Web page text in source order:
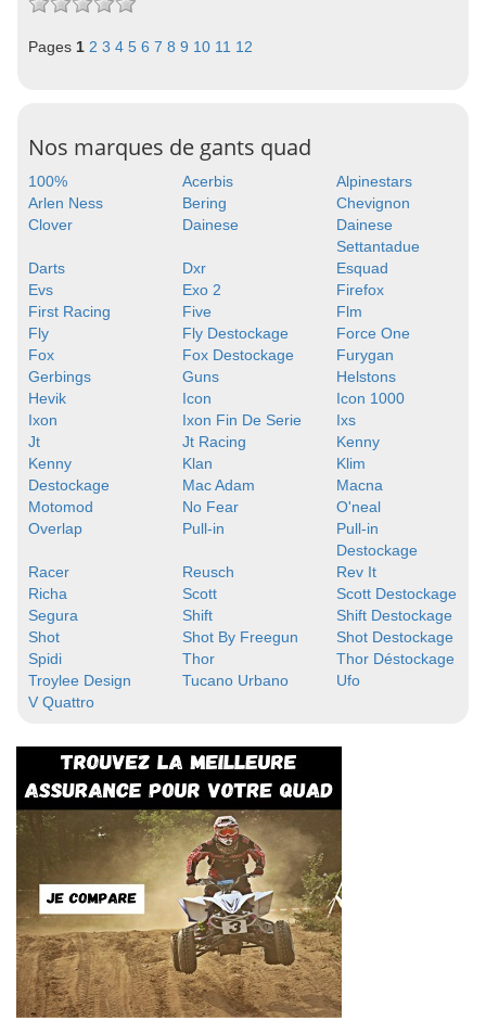
Pages 1 2 3 4 5 6 7 8 9 10 11 12
Nos marques de gants quad
100% Acerbis
Alpinestars
Arlen Ness
Bering
Chevignon
Clover
Dainese
Dainese
Settantadue
Darts
Dxr
Esquad
Evs
Exo 2
Firefox
First Racing
Five
Flm
Fly
Fly Destockage
Force One
Fox
Fox Destockage
Furygan
Gerbings
Guns
Helstons
Hevik
Icon
Icon 1000
Ixon
Ixon Fin De Serie
Ixs
Jt
Jt Racing
Kenny
Kenny
Destockage
Klan
Klim
Mac Adam
Macna
Motomod
No Fear
O'neal
Overlap
Pull-in
Pull-in
Destockage
Racer
Reusch
Rev It
Richa
Scott
Scott Destockage
Segura
Shift
Shift Destockage
Shot
Shot By Freegun
Shot Destockage
Spidi
Thor
Thor Déstockage
Troylee Design
Tucano Urbano
Ufo
V Quattro